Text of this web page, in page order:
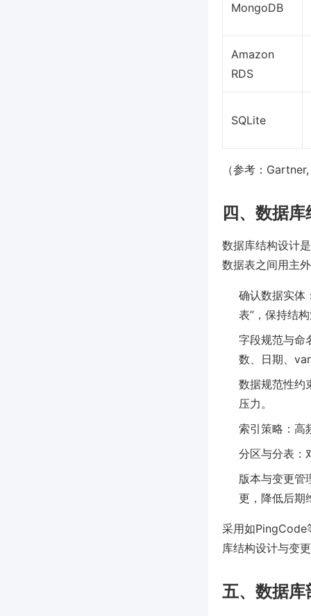
MongoDB
Amazon
RDS
SQLite
（参考：
四、数据
数据库结构设计
数据表之间用主
确认数据实体
表”，保持结
字段规范与命
数、日期、
数据规范性约
压力。
索引策略：高
分区与分表：
版本与变更管
更，降低后期
采用如PingCode
库结构设计与变
五、数据库